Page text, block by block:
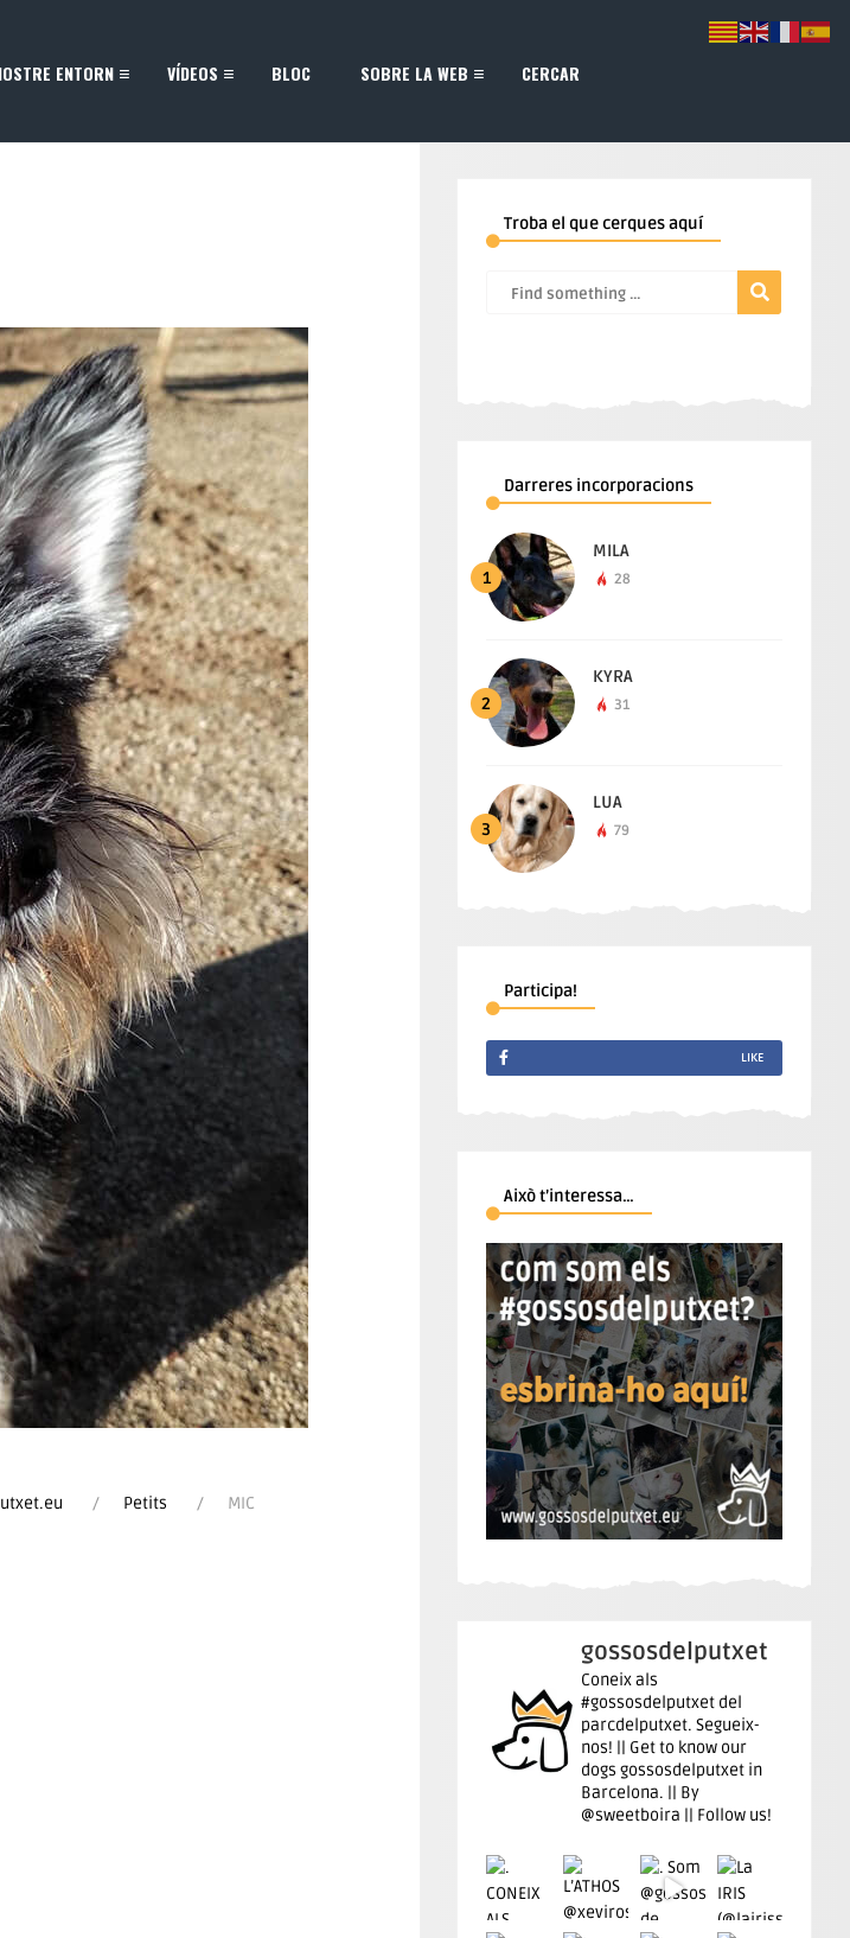
ENTORN VÍDEOS BLOC SOBRE LA WEB CERCAR
Petits MIC
Troba el que cerques aquí
Darreres incorporacions
1
MILA
28
2
KYRA
31
3
LUA
79
Participa!
LIKE
Això t’interessa…
gossosdelputxet
Coneix als
#gossosdelputxet del
parcdelputxet. Segueix-
nos! || Get to know our
dogs gossosdelputxet in
Barcelona. || By
@sweetboira || Follow us!